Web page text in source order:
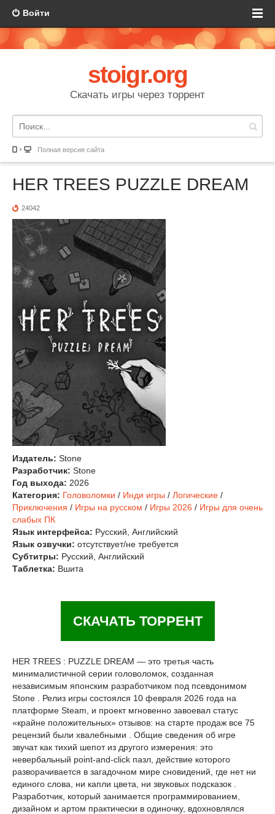
Войти
stoigr.org
Скачать игры через торрент
Полная версия сайта
HER TREES PUZZLE DREAM
24042
Издатель: Stone
Разработчик: Stone
Год выхода: 2026
Категория: Головоломки / Инди игры / Логические /
Приключения / Игры на русском / Игры 2026 / Игры для очень
слабых ПК
Язык интерфейса: Русский, Английский
Язык озвучки: отсутствует/не требуется
Субтитры: Русский, Английский
Таблетка: Вшита
СКАЧАТЬ ТОРРЕНТ
HER TREES : PUZZLE DREAM — это третья часть
минималистичной серии головоломок, созданная
независимым японским разработчиком под псевдонимом
Stone . Релиз игры состоялся 10 февраля 2026 года на
платформе Steam, и проект мгновенно завоевал статус
«крайне положительных» отзывов: на старте продаж все 75
рецензий были хвалебными . Общие сведения об игре
звучат как тихий шепот из другого измерения: это
невербальный point-and-click пазл, действие которого
разворачивается в загадочном мире сновидений, где нет ни
единого слова, ни капли цвета, ни звуковых подсказок .
Разработчик, который занимается программированием,
дизайном и артом практически в одиночку, вдохновлялся